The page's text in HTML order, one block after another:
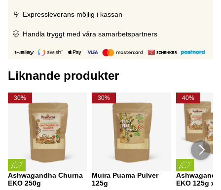
Expressleverans möjlig i kassan
Handla tryggt med våra samarbetspartners
Liknande produkter
30%
Ashwagandha Churna
EKO 250g
30%
Muira Puama Pulver
125g
40%
EKO 125g x